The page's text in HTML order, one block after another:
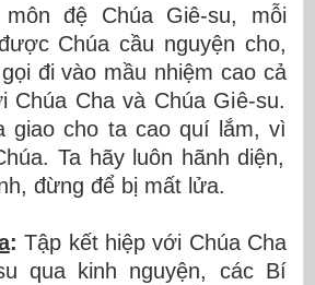
mônđệ Chúa Giê-su, mỗi
c Chúa cầu nguyện cho,
ọi đi vào mầu nhiệm cao cả
i Chúa Cha và Chúa Giê-su.
giao cho ta cao quíl ắm, vì
úa. Ta hãy luôn hãnh diện,
đừng để bị mất lửa.
: Tập kết hiệp với Chúa Cha
qua kinh nguyện, các Bí